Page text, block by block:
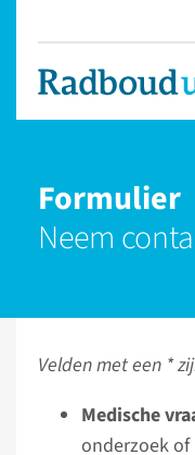
Formulier
Neem
Velden met een *
Medische
onderzoek of